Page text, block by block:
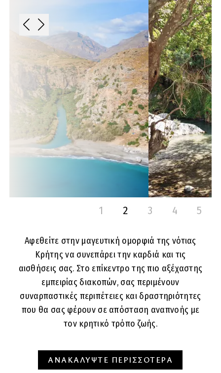
1 2 3 4 5
Αφεθείτε στην μαγευτική ομορφιά της νότιας
Κρήτης να συνεπάρει την καρδιά και τις
αισθήσεις σας. Στο επίκεντρο της πιο αξέχαστης
εμπειρίας διακοπών, σας περιμένουν
συναρπαστικές περιπέτειες και δραστηριότητες
που θα σας φέρουν σε απόσταση αναπνοής με
τον κρητικό τρόπο ζωής.
ΑΝΑΚΑΛΥΨΤΕ ΠΕΡΙΣΣΟΤΕΡΑ